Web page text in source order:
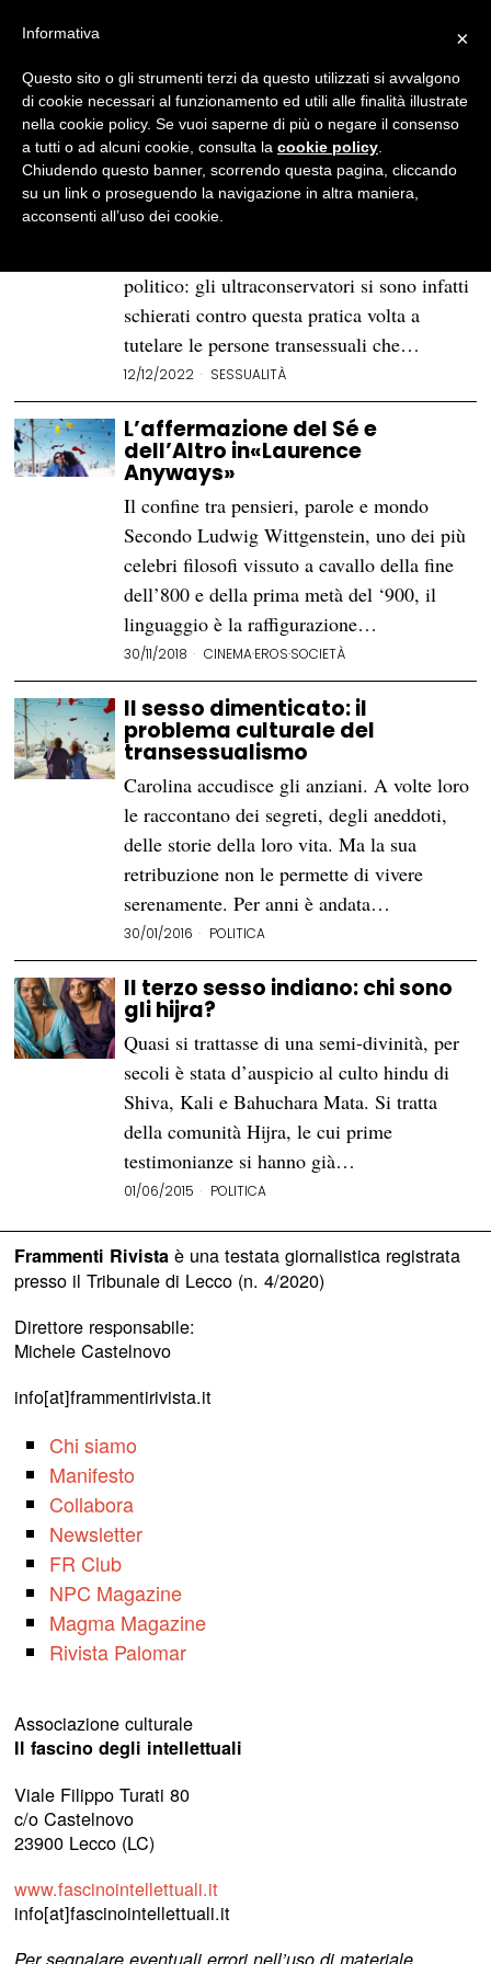
BROWSE TAG
transgender
Carriera alias: che cos’è e a
cosa serve nelle scuole
Da qualche giorno la carriera alias è al
politico: gli ultraconservatori si sono infatti
schierati contro questa pratica volta a
tutelare le persone transessuali che…
12/12/2022 SESSUALITÀ
L’affermazione del Sé e
dell’Altro in«Laurence
Anyways»
Il confine tra pensieri, parole e mondo
Secondo Ludwig Wittgenstein, uno dei più
celebri filosofi vissuto a cavallo della fine
dell’800 e della prima metà del ‘900, il
linguaggio è la raffigurazione…
30/11/2018 CINEMA·EROS·SOCIETÀ
Il sesso dimenticato: il
problema culturale del
transessualismo
Carolina accudisce gli anziani. A volte loro
le raccontano dei segreti, degli aneddoti,
delle storie della loro vita. Ma la sua
retribuzione non le permette di vivere
serenamente. Per anni è andata…
30/01/2016 POLITICA
Il terzo sesso indiano: chi sono
gli hijra?
Quasi si trattasse di una semi-divinità, per
secoli è stata d’auspicio al culto hindu di
Shiva, Kali e Bahuchara Mata. Si tratta
della comunità Hijra, le cui prime
testimonianze si hanno già…
01/06/2015 POLITICA
Frammenti Rivistaè una testata giornalistica registrata
presso il Tribunale di Lecco (n. 4/2020)
Direttore responsabile:
Michele Castelnovo
info[at]frammentirivista.it
Chi siamo
Manifesto
Collabora
Newsletter
FR Club
NPC Magazine
Magma Magazine
Rivista Palomar
Associazione culturale
Il fascino degli intellettuali
Viale Filippo Turati 80
c/o Castelnovo
23900 Lecco (LC)
www.fascinointellettuali.it
info[at]fascinointellettuali.it
×
Informativa
Questo sito o gli strumenti terzi da questo utilizzati si avvalgono
di cookie necessari al funzionamento ed utili alle finalità illustrate
nella cookie policy. Se vuoi saperne di più o negare il consenso
a tutti o ad alcuni cookie, consulta la cookie policy
Chiudendo questo banner, scorrendo questa pagina, cliccando
su un link o proseguendo la navigazione in altra maniera,
acconsenti all’uso dei cookie.